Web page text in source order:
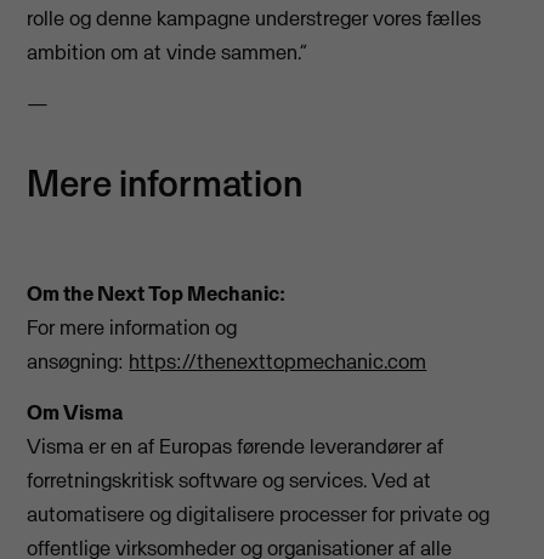
rolle og denne kampagne understreger vores fælles
ambition om at vinde sammen.”
—
Mere information
Om the Next Top Mechanic:
For mere information og
ansøgning: https://thenexttopmechanic.com
Om Visma
Visma er en af Europas førende leverandører af
forretningskritisk software og services. Ved at
automatisere og digitalisere processer for private og
offentlige virksomheder og organisationer af alle